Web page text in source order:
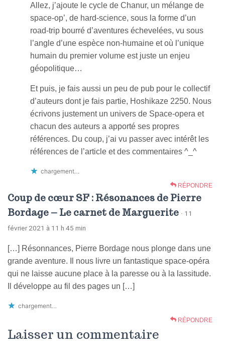
Allez, j’ajoute le cycle de Chanur, un mélange de
space-op’, de hard-science, sous la forme d’un
road-trip bourré d’aventures échevelées, vu sous
l’angle d’une espèce non-humaine et où l’unique
humain du premier volume est juste un enjeu
géopolitique…
Et puis, je fais aussi un peu de pub pour le collectif
d’auteurs dont je fais partie, Hoshikaze 2250. Nous
écrivons justement un univers de Space-opera et
chacun des auteurs a apporté ses propres
références. Du coup, j’ai vu passer avec intérêt les
références de l’article et des commentaires ^⁠_⁠^
chargement…
RÉPONDRE
Coup de cœur SF : Résonances de Pierre
Bordage – Le carnet de Marguerite · 11
février 2021 à 11 h 45 min
[…] Résonnances, Pierre Bordage nous plonge dans une
grande aventure. Il nous livre un fantastique space-opéra
qui ne laisse aucune place à la paresse ou à la lassitude.
Il développe au fil des pages un […]
chargement…
RÉPONDRE
Laisser un commentaire